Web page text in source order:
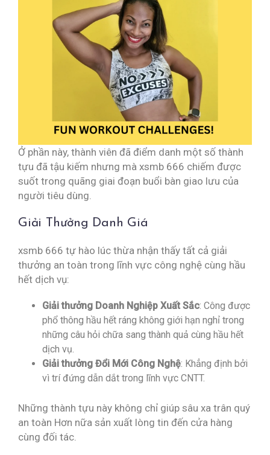
Ở phần này, thành viên đã điểm danh một số thành
tựu đã tậu kiếm nhưng mà xsmb 666 chiếm được
suốt trong quãng giai đoạn buổi bàn giao lưu của
người tiêu dùng.
Giải Thưởng Danh Giá
xsmb 666 tự hào lúc thừa nhận thấy tất cả giải
thưởng an toàn trong lĩnh vực công nghệ cùng hầu
hết dịch vụ:
Giải thưởng Doanh Nghiệp Xuất Sắc: Công được
phổ thông hầu hết ráng không giới hạn nghỉ trong
những câu hỏi chữa sang thành quả cùng hầu hết
dịch vụ.
Giải thưởng Đổi Mới Công Nghệ: Khẳng định bởi
vì trí đứng dẫn dắt trong lĩnh vực CNTT.
Những thành tựu này không chỉ giúp sâu xa trân quý
an toàn Hơn nữa sản xuất lòng tin đến cửa hàng
cùng đối tác.